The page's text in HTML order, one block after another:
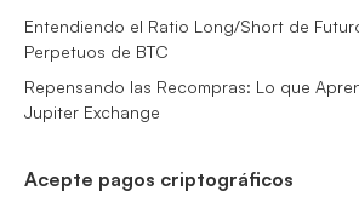
Entendiendo el Ratio Long/Short de
Perpetuos de BTC
Repensando las Recompras: Lo que
Jupiter Exchange
Acepte pagos criptográficos